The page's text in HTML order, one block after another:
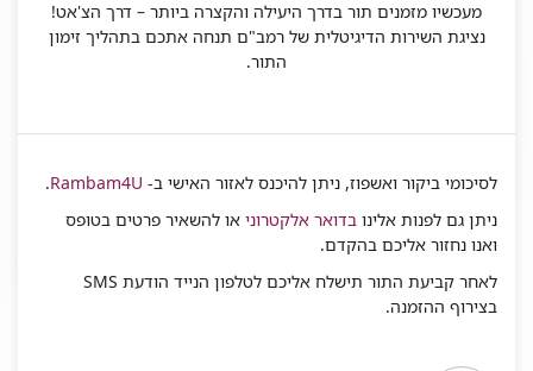
מעכשיו מזמנים תור בדרך היעילה והקצרה ביותר – דרך הצ'אט!
נציגת השירות הדיגיטלית של רמב"ם תנחה אתכם בתהליך זימון
התור.
לסיכומי ביקור ואשפוז, ניתן להיכנס לאזור האישי ב- Rambam4U
.
ניתן גם לפנות אלינו בדואר אלקטרוני או להשאיר פרטים בטופס
ואנו נחזור אליכם בהקדם.
לאחר קביעת התור תישלח אליכם לטלפון הנייד הודעת SMS
בצירוף ההזמנה.